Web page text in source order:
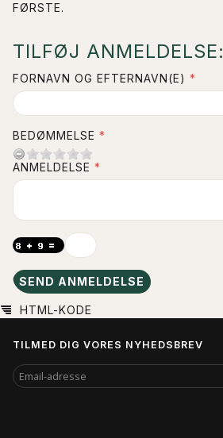
FØRSTE.
TILFØJ ANMELDELSE:
FORNAVN OG EFTERNAVN(E)
BEDØMMELSE
ANMELDELSE
SEND ANMELDELSE
HTML-KODE
TILMED DIG VORES NYHEDSBREV
EMAIL-
ADRESSE